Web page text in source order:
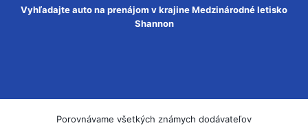
Vyhľadajte auto na prenájom v krajine Medzinárodné letisko
Shannon
Porovnávame všetkých známych dodávateľov